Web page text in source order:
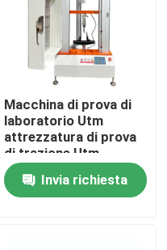
Macchina di prova di
laboratorio Utm
attrezzatura di prova
di trazione Utm
accurato 0,5 grado
gomma e plastica
prova di trazione
Invia richiesta